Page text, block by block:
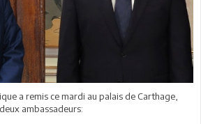
a remis ce mardi au palais de Carthage,
ambassadeurs: